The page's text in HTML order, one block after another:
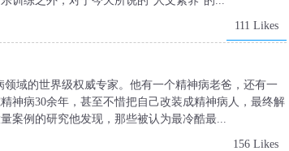
111 Likes
领域的世界级权威专家。他有一个精神病老爸，还有一
神病30余年，甚至不惜把自己改装成精神病人，最终解
案例的研究他发现，那些被认为最冷酷最...
156 Likes